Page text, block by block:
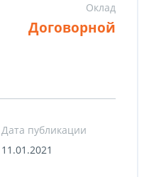
Оклад
Договорной
Дата публикации
11.01.2021